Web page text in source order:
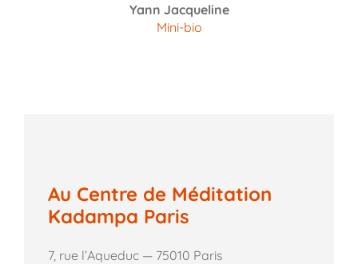
Yann Jacqueline
Mini-bio
Au Centre de Méditation
Kadampa Paris
7, rue l’Aqueduc — 75010 Paris